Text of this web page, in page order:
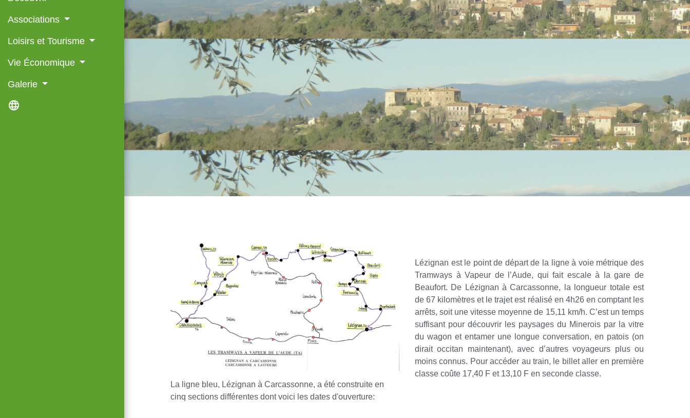
Associations
Loisirs et Tourisme
Vie Économique
Galerie
language
La ligne bleu, Lézignan à Carcassonne, a été construite en
cinq sections différentes dont voici les dates d'ouverture:
Lézignan est le point de départ de la ligne à voie métrique des
Tramways à Vapeur de l’Aude, qui fait escale à la gare de
Beaufort. De Lézignan à Carcassonne, la longueur totale est
de 67 kilomètres et le trajet est réalisé en 4h26 en comptant les
arrêts, soit une vitesse moyenne de 15,11 km/h. C’est un temps
suffisant pour découvrir les paysages du Minerois par la vitre
du wagon et entamer une longue conversation, en patois (on
dirait occitan maintenant), avec d’autres voyageurs plus ou
moins connus. Pour accéder au train, le billet aller en première
classe coûte 17,40 F et 13,10 F en seconde classe.